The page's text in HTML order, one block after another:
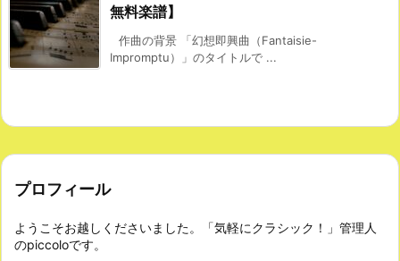
無料楽譜】
作曲の背景 「幻想即興曲（Fantaisie-
Impromptu）」のタイトルで ...
プロフィール
ようこそお越しくださいました。「気軽にクラシック！」管理人
のpiccoloです。